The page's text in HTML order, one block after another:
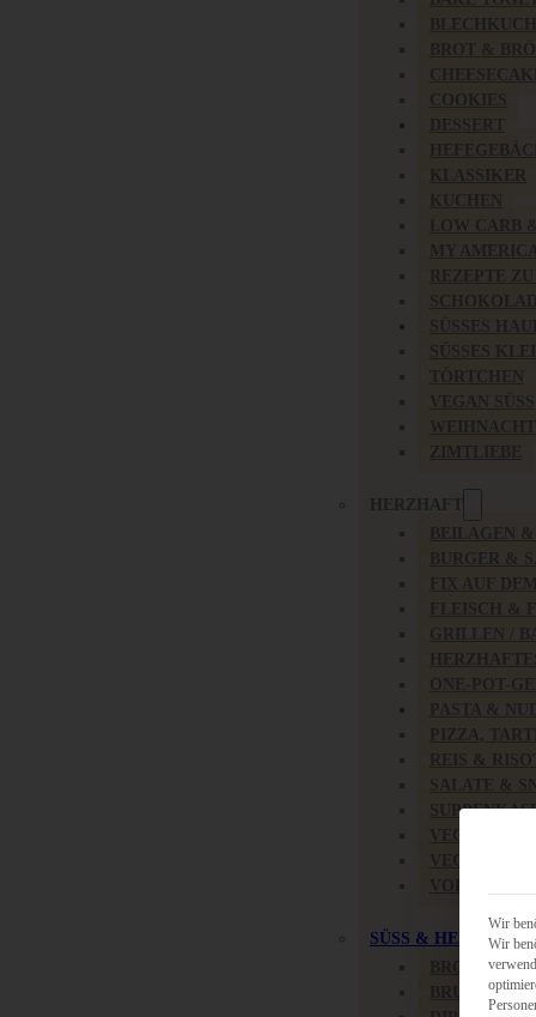
HERZHAFT
SALATE &
SÜSS & HERZHAFT
BRUNCH &
Wir
Wir